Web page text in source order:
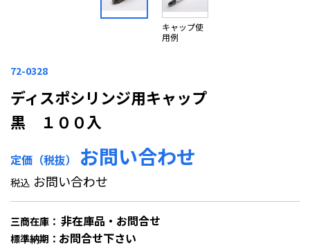
キャップ使
用例
72-0328
ディスポシリンジ用キャップ
黒 １００入
定価（税抜） お問い合わせ
税込 お問い合わせ
三商在庫： 非在庫品・お問合せ
標準納期： お問合せ下さい